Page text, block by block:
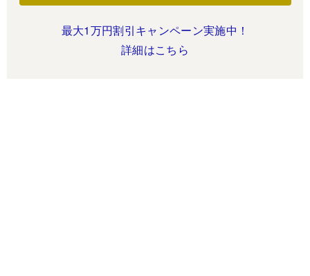
最大1万円割引キャンペーン実施中！
詳細はこちら